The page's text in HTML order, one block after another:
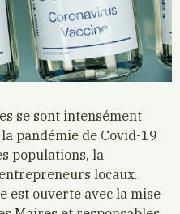
se sont intensément
pandémie de Covid-19
populations, la
locaux.
est ouverte avec la mise